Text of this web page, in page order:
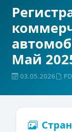
Май
03.05.2026